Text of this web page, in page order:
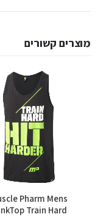
מוצרים קשורים
למוצר זה יש מספר סוגים. ניתן לבחור את האפשרויות בעמוד המוצר
Pharm Mens
Train Hard